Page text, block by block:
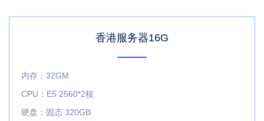
香港服务器16G
内存：32GM
CPU：E5 2560*2核
硬盘：固态 320GB